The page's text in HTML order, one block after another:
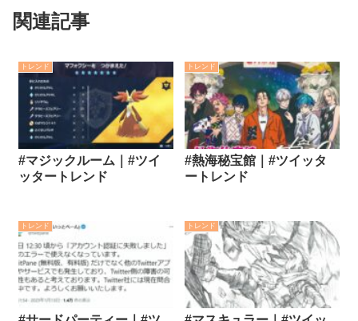
関連記事
トレンド
#マジックルーム｜#ツイ
ッタートレンド
トレンド
#熱海秘宝館｜#ツイッタ
ートレンド
トレンド トレンド